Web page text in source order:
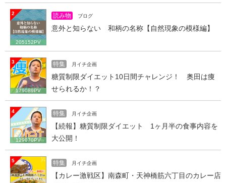
2
205152PV
読み物 ブログ
意外と知らない 和柄の名称【自然現象の模様編】
3
179089PV
特集 月イチ企画
糖質制限ダイエット10日間チャレンジ！ 奥田は痩
せられるか！？
4
129070PV
特集 月イチ企画
【続報】糖質制限ダイエット 1ヶ月半の食事内容を
大公開！
5 特集 月イチ企画
【カレー激戦区】南森町・天神橋筋六丁目のカレー店